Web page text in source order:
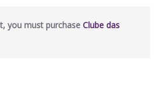
you must purchase Clube das